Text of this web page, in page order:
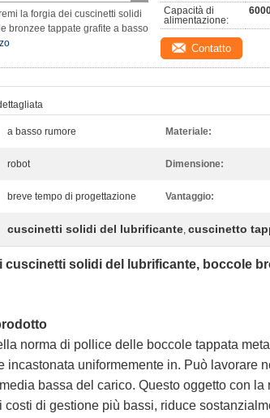
la forgia dei cuscinetti solidi
bronzee tappate grafite a basso
Capacità di
alimentazione:
Contatto
a basso rumore Materiale:
robot Dimensione:
breve tempo di progettazione Vantaggio:
cuscinetti solidi del lubrificante, cuscinetto
cuscinetti solidi del lubrificante, boccole
norma di pollice delle boccole tappata
incastonata uniformemente in. Può lavorare
bassa del carico. Questo oggetto con la
costi di gestione più bassi, riduce